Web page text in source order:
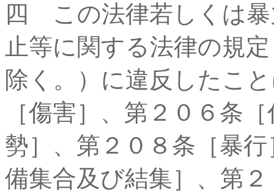
四 この法律若しくは暴
止等に関する法律の規
除く。）に違反したこ
［傷害］、第２０６条
勢］、第２０８条［暴
備集合及び結集］、第